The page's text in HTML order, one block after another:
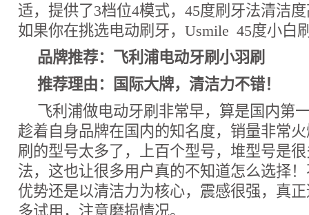
适，提供了3档位4模式，45度刷牙法清洁
如果你在挑选电动刷牙，Usmile 45度小白
品牌推荐：飞利浦电动牙刷小羽刷
推荐理由：国际大牌，清洁力不错！
飞利浦做电动牙刷非常早，算是国内第
趁着自身品牌在国内的知名度，销量非常
刷的型号太多了，上百个型号，堆型号是
法，这也让很多用户真的不知道怎么选择
优势还是以清洁力为核心，震感很强，真
多试用，注意磨损情况。